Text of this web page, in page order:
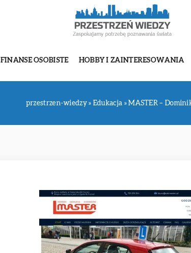
FINANSE OSOBISTE HOBBY I ZAINTERESOWANIA
przestrzen-wiedzy» Edukacja »MASTER –